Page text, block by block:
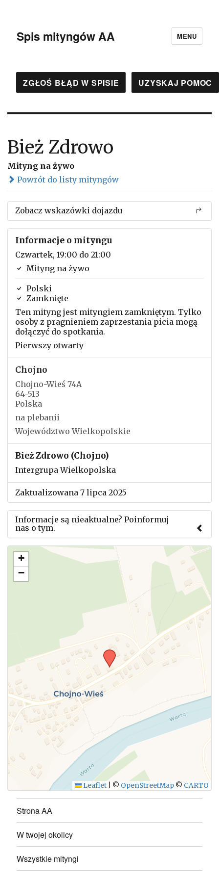
Spis mityngów AA MENU
ZGŁOŚ BŁĄD W SPISIE UZYSKAJ POMOC
Bież Zdrowo
Mityng na żywo
Powrót do listy mityngów
Zobacz wskazówki dojazdu
Informacje o mityngu
Czwartek, 19:00 do 21:00
Mityng na żywo
Polski
Zamknięte
Ten mityng jest mityngiem zamkniętym. Tylko
osoby z pragnieniem zaprzestania picia mogą
dołączyć do spotkania.
Pierwszy otwarty
Chojno
Chojno-Wieś 74A
64-513
Polska
na plebanii
Województwo Wielkopolskie
Bież Zdrowo (Chojno)
Intergrupa Wielkopolska
Zaktualizowana 7 lipca 2025
Informacje są nieaktualne? Poinformuj
nas o tym.
Użyj tego formularza aby przesłać informację o
zmianach w powyższym mityngu.
+
−
Leaflet © OpenStreetMap © CARTO
Strona AA
W twojej okolicy
Wszystkie mityngi